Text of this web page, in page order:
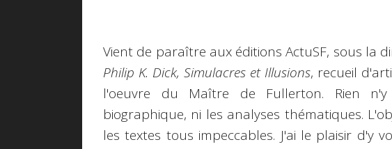
Vient de paraître aux éditions ActuSF, sous la
Philip K. Dick, Simulacres et Illusions, recueil
l'oeuvre du Maître de Fullerton. Rien
biographique, ni les analyses thématiques.
les textes tous impeccables. J'ai le plaisir d'y